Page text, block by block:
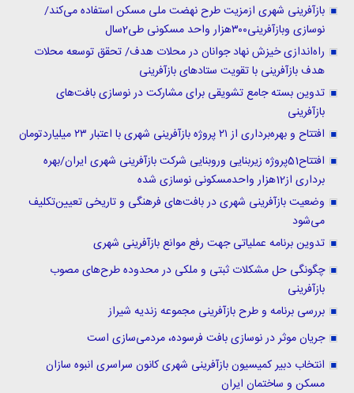
بازآفرینی شهری ازمزیت طرح نهضت ملی مسکن استفاده می‌کند/
نوسازی وبازآفرینی۳۰۰هزار واحد مسکونی طی2سال
راه‌اندازی خیزش نهاد جوانان در محلات هدف/ تحقق توسعه محلات
هدف بازآفرینی با تقویت ستادهای بازآفرینی
تدوین بسته جامع تشویقی برای مشارکت در نوسازی بافت‌های
بازآفرینی
افتتاح و بهره‌برداری از ۲۱ پروژه بازآفرینی شهری با اعتبار ۲۳ میلیاردتومان
افتتاح51پروژه زیربنایی وروبنایی شرکت بازآفرینی شهری ایران/بهره
برداری از12هزار واحدمسکونی نوسازی شده
وضعیت بازآفرینی شهری در بافت‌های فرهنگی و تاریخی تعیین‌تکلیف
می‌شود
تدوین برنامه عملیاتی جهت رفع موانع بازآفرینی شهری
چگونگی حل مشکلات ثبتی و ملکی در محدوده‌ طرح‌های مصوب
بازآفرینی
بررسی برنامه و طرح بازآفرینی مجموعه زندیه شیراز
جریان موثر در نوسازی بافت فرسوده، مردمی‌سازی است
انتخاب دبیر کمیسیون بازآفرینی شهری کانون سراسری انبوه سازان
مسکن و ساختمان ایران